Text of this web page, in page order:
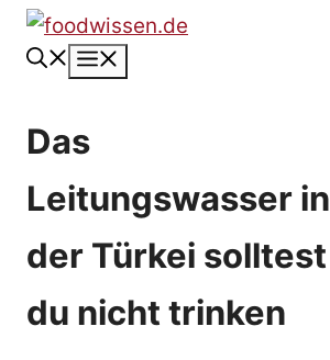
Zum
Inhalt
Das
Leitungswasser in
der Türkei solltest
du nicht trinken